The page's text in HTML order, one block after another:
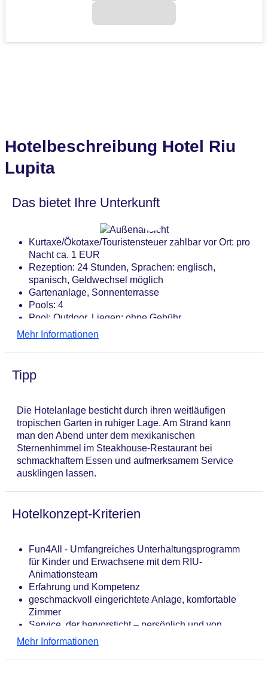
Hotelbeschreibung Hotel Riu
Lupita
Das bietet Ihre Unterkunft
Kurtaxe/Ökotaxe/Touristensteuer zahlbar vor Ort: pro
Nacht ca. 1 EUR
Rezeption: 24 Stunden, Sprachen: englisch,
spanisch, Geldwechsel möglich
Gartenanlage, Sonnenterrasse
Pools: 4
Pool: Outdoor, Liegen: ohne Gebühr,
Sonnenschirme: ohne Gebühr
Sonnenschirme: ohne Gebühr
Sonnenschirme: ohne Gebühr
Lupitas)“: Liegen: ohne Gebühr
Badetücher: ohne Gebühr
Souvenirshop
Diskothek/Nachtclub
Internet: WLAN/WiFi, im gesamten Hotel (Anlage):
ohne Gebühr
Internetterminal: ohne Gebühr
Wäscheservice: gegen Gebühr
American Express
Parkmöglichkeiten: Parkplatz (nach Verfügbarkeit),
unbewacht: ohne Gebühr
Gebäudeanzahl: 1, Etagen: 1, Zimmer: 300,
Nebengebäude: 22, Etagen Nebengebäude: 3
Landeskategorie: 5 Sterne
Mehr Informationen
Tipp
Die Hotelanlage besticht durch ihren weitläufigen
tropischen Garten in ruhiger Lage. Am Strand kann
man den Abend unter dem mexikanischen
Sternenhimmel im Steakhouse-Restaurant bei
schmackhaftem Essen und aufmerksamem Service
ausklingen lassen.
Hotelkonzept-Kriterien
Fun4All - Umfangreiches Unterhaltungsprogramm
für Kinder und Erwachsene mit dem RIU-
Animationsteam
Erfahrung und Kompetenz
geschmackvoll eingerichtete Anlage, komfortable
Zimmer
Service, der hervorsticht – persönlich und von
Herzen
Mehr Informationen